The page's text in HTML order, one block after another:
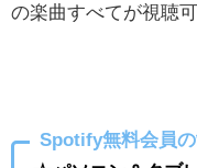
の楽曲すべてが視聴可
Spotify無料会員